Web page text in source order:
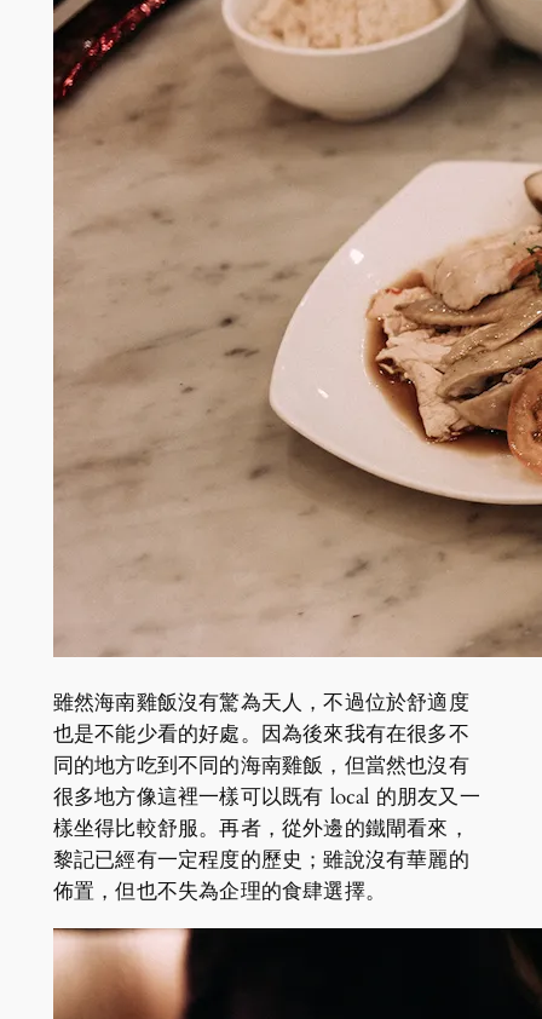
雖然海南雞飯沒有驚為天人，不過位於舒適度
也是不能少看的好處。因為後來我有在很多不
同的地方吃到不同的海南雞飯，但當然也沒有
很多地方像這裡一樣可以既有 local 的朋友又一
樣坐得比較舒服。再者，從外邊的鐵閘看來，
黎記已經有一定程度的歷史；雖說沒有華麗的
佈置，但也不失為企理的食肆選擇。